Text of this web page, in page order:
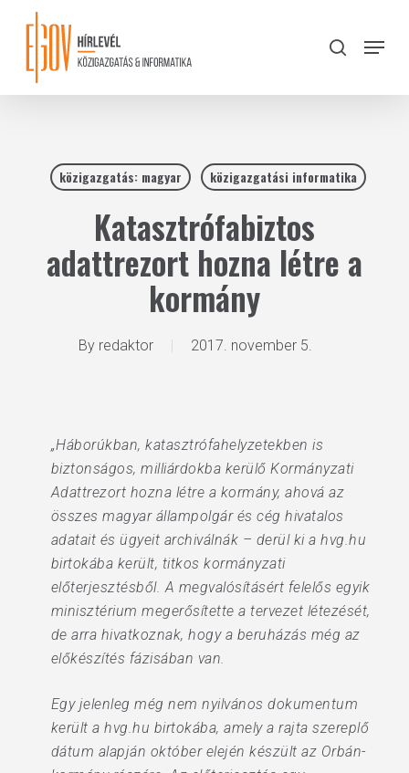
content
search
Menu
közigazgatás: magyar közigazgatási informatika
Katasztrófabiztos
adattrezort hozna létre a
kormány
By redaktor 2017. november 5.
„Háborúkban, katasztrófahelyzetekben is
biztonságos, milliárdokba kerülő Kormányzati
Adattrezort hozna létre a kormány, ahová az
összes magyar állampolgár és cég hivatalos
adatait és ügyeit archiválnák – derül ki a hvg.hu
birtokába került, titkos kormányzati
előterjesztésből. A megvalósításért felelős egyik
minisztérium megerősítette a tervezet létezését,
de arra hivatkoznak, hogy a beruházás még az
előkészítés fázisában van.
Egy jelenleg még nem nyilvános dokumentum
került a hvg.hu birtokába, amely a rajta szereplő
dátum alapján október elején készült az Orbán-
Close